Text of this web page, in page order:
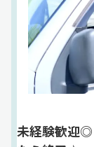
未経験歓迎◎